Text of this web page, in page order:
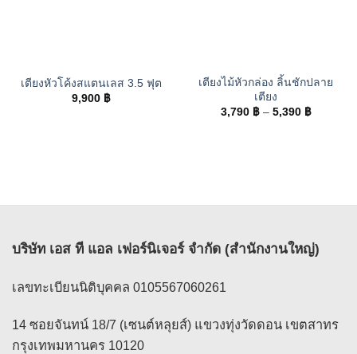
เตียงหัวโค้งสแตนเลส 3.5 ฟุต
9,900 ฿
เตียงไม้หัวกล่อง ลิ้นชักปลาย
เตียง
3,790 ฿ – 5,390 ฿Price
บริษัท เอส ที แอล เฟอร์นิเจอร์ จำกัด (สำนักงานใหญ่)
เลขทะเบียนนิติบุคคล 0105567060261
14 ซอยจันทน์ 18/7 (เซนต์หลุยส์) แขวงทุ่งวัดดอน เขตสาทร
กรุงเทพมหานคร 10120